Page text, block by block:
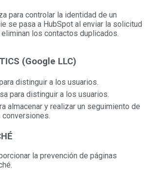
para controlar la identidad de un
se pasa a HubSpot al enviar la solicitud
los contactos duplicados.
(Google LLC)
distinguir a los usuarios.
para distinguir a los usuarios.
almacenar y realizar un seguimiento de
conversiones.
la prevención de páginas